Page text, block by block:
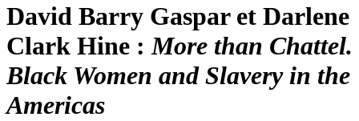
David Barry Gaspar et Darlene
Clark Hine : More than Chattel.
Black Women and Slavery in the
Americas